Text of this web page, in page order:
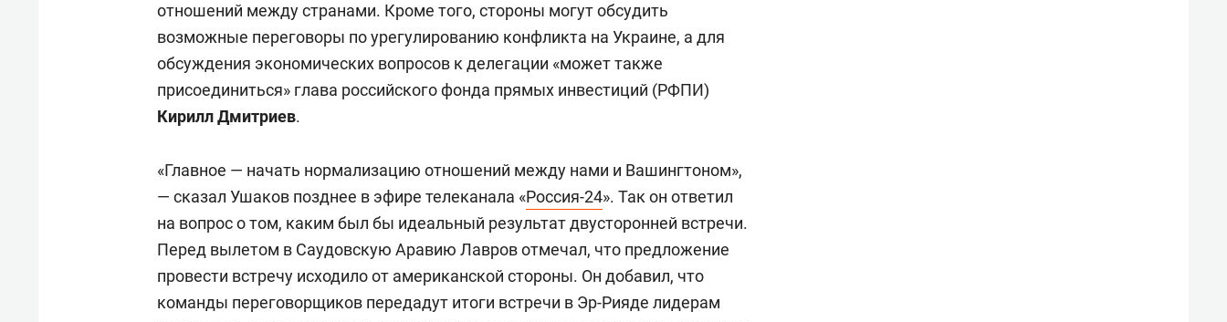
отношений между странами. Кроме того, стороны могут обсудить
возможные переговоры по урегулированию конфликта на Украине, а для
обсуждения экономических вопросов к делегации «может также
присоединиться» глава российского фонда прямых инвестиций (РФПИ)
Кирилл Дмитриев.
«Главное — начать нормализацию отношений между нами и Вашингтоном»,
— сказал Ушаков позднее в эфире телеканала «Россия-24». Так он ответил
на вопрос о том, каким был бы идеальный результат двусторонней встречи.
Перед вылетом в Саудовскую Аравию Лавров отмечал, что предложение
провести встречу исходило от американской стороны. Он добавил, что
команды переговорщиков передадут итоги встречи в Эр-Рияде лидерам